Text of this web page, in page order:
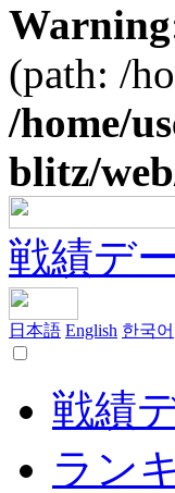
Warning
(path: /
/home/
blitz/
戦績デ
日本語 English 한국어
戦績
ラン